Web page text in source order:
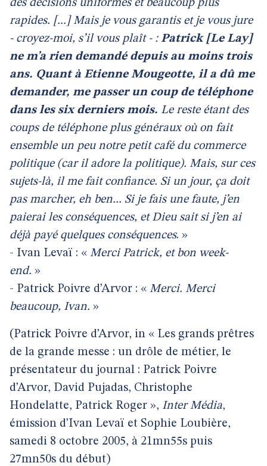
des décisions uniformes et beaucoup plus
rapides. [...] Mais je vous garantis et je vous jure
- croyez-moi, s’il vous plaît - : Patrick [Le Lay]
ne m’a rien demandé depuis au moins trois
ans. Quant à Etienne Mougeotte, il a dû me
demander, me passer un coup de téléphone
dans les six derniers mois. Le reste étant des
coups de téléphone plus généraux où on fait
ensemble un peu notre petit café du commerce
politique (car il adore la politique). Mais, sur ces
sujets-là, il me fait confiance. Si un jour, ça doit
pas marcher, eh ben... Si je fais une faute, j’en
paierai les conséquences, et Dieu sait si j’en ai
déjà payé quelques conséquences. »
- Ivan Levaï : « Merci Patrick, et bon week-
end. »
- Patrick Poivre d’Arvor : « Merci. Merci
beaucoup, Ivan. »
(Patrick Poivre d’Arvor, in « Les grands prêtres
de la grande messe : un drôle de métier, le
présentateur du journal : Patrick Poivre
d’Arvor, David Pujadas, Christophe
Hondelatte, Patrick Roger », Inter Média,
émission d’Ivan Levaï et Sophie Loubière,
samedi 8 octobre 2005, à 21mn55s puis
27mn50s du début)